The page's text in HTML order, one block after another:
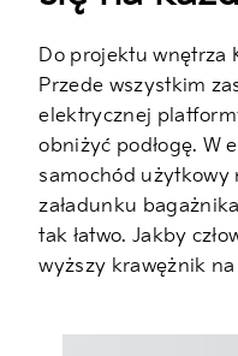
Do projektu wnętrza
Przede wszystkim
elektrycznej
obniżyć podłogę. W
samochód użytkowy
załadunku
tak łatwo. Jakby
wyższy krawężnik na